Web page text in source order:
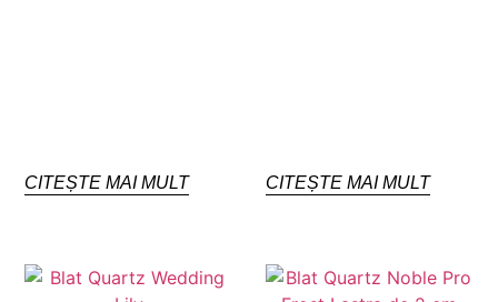
CITEȘTE MAI MULT CITEȘTE MAI MULT